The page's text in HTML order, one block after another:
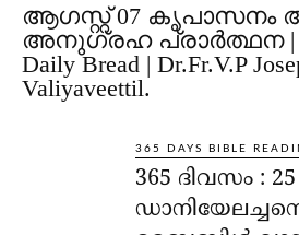
ആഗസ്റ്റ് 07 കൃപാസനം
അനുഗ്രഹ പ്രാർത്ഥന |
Daily Bread | Dr.Fr.V.P
Valiyaveettil.
365 DAYS BIBLE
365 ദിവസം : 25